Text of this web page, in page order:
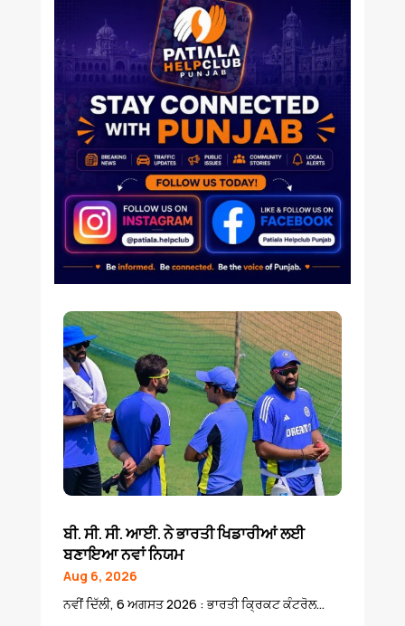
ਬੀ. ਸੀ. ਸੀ. ਆਈ. ਨੇ ਭਾਰਤੀ ਖਿਡਾਰੀਆਂ ਲਈ
ਬਣਾਇਆ ਨਵਾਂ ਨਿਯਮ
Aug 6, 2026
ਨਵੀਂ ਦਿੱਲੀ, 6 ਅਗਸਤ 2026 : ਭਾਰਤੀ ਕ੍ਰਿਕਟ ਕੰਟਰੋਲ...